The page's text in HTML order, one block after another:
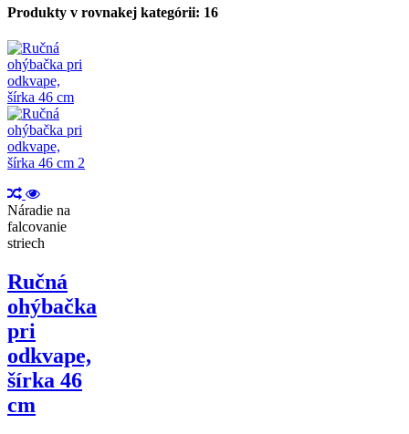
Produkty v rovnakej kategórii: 16
Náradie na
falcovanie
striech
Ručná
ohýbačka
pri
odkvape,
šírka 46
cm